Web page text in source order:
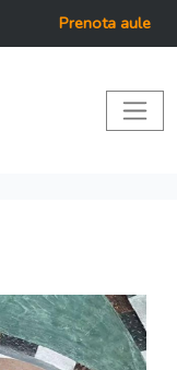
Prenota aule